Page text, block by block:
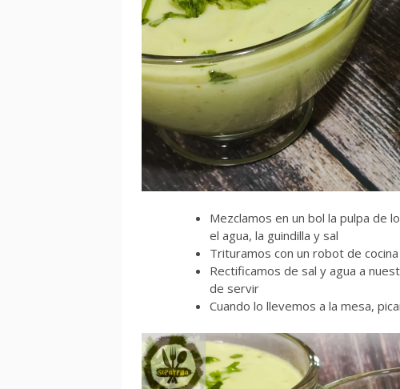
Mezclamos en un bol la pulpa de
el agua, la guindilla y sal
Trituramos con un robot de
Rectificamos de sal y agua a
de servir
Cuando lo llevemos a la mesa,